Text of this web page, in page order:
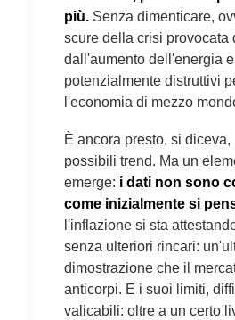
più. Senza dimenticare,
scure della crisi provocata
dall'aumento dell'energia
potenzialmente distruttivi
l'economia di mezzo
È ancora presto, si
possibili trend. Ma un
emerge: i dati non sono
come inizialmente si
l'inflazione si sta
senza ulteriori rincari:
dimostrazione che il
anticorpi. E i suoi limiti,
valicabili: oltre a un certo